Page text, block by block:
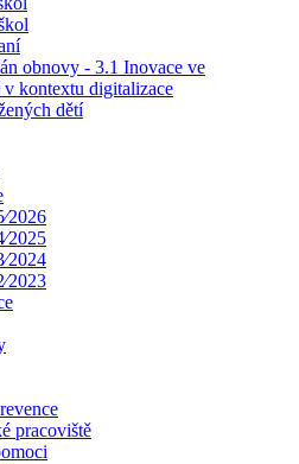
obnovy - 3.1 Inovace ve
v kontextu digitalizace
dětí
pracoviště